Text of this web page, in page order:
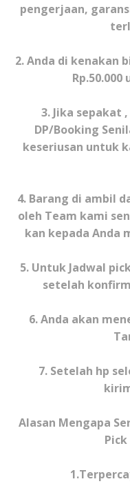
pengerjaan,
2. Anda di kenakan
3. Jika sepakat
DP/Booking
keseriusan untuk
4. Barang di ambil
oleh Team kami
kan kepada Anda
5. Untuk Jadwal
setelah
6. Anda akan
7. Setelah hp
Alasan Mengapa